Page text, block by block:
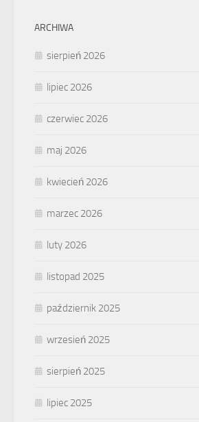
ARCHIWA
sierpień 2026
lipiec 2026
czerwiec 2026
maj 2026
kwiecień 2026
marzec 2026
luty 2026
listopad 2025
październik 2025
wrzesień 2025
sierpień 2025
lipiec 2025